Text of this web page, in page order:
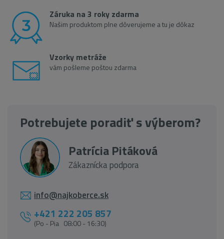
Záruka na 3 roky zdarma
Našim produktom plne dôverujeme a tu je dôkaz
Vzorky metráže
vám pošleme poštou zdarma
Potrebujete poradiť s výberom?
Patrícia Pitáková
Zákaznícka podpora
info@najkoberce.sk
+421 222 205 857
(Po - Pia 08:00 - 16:30)